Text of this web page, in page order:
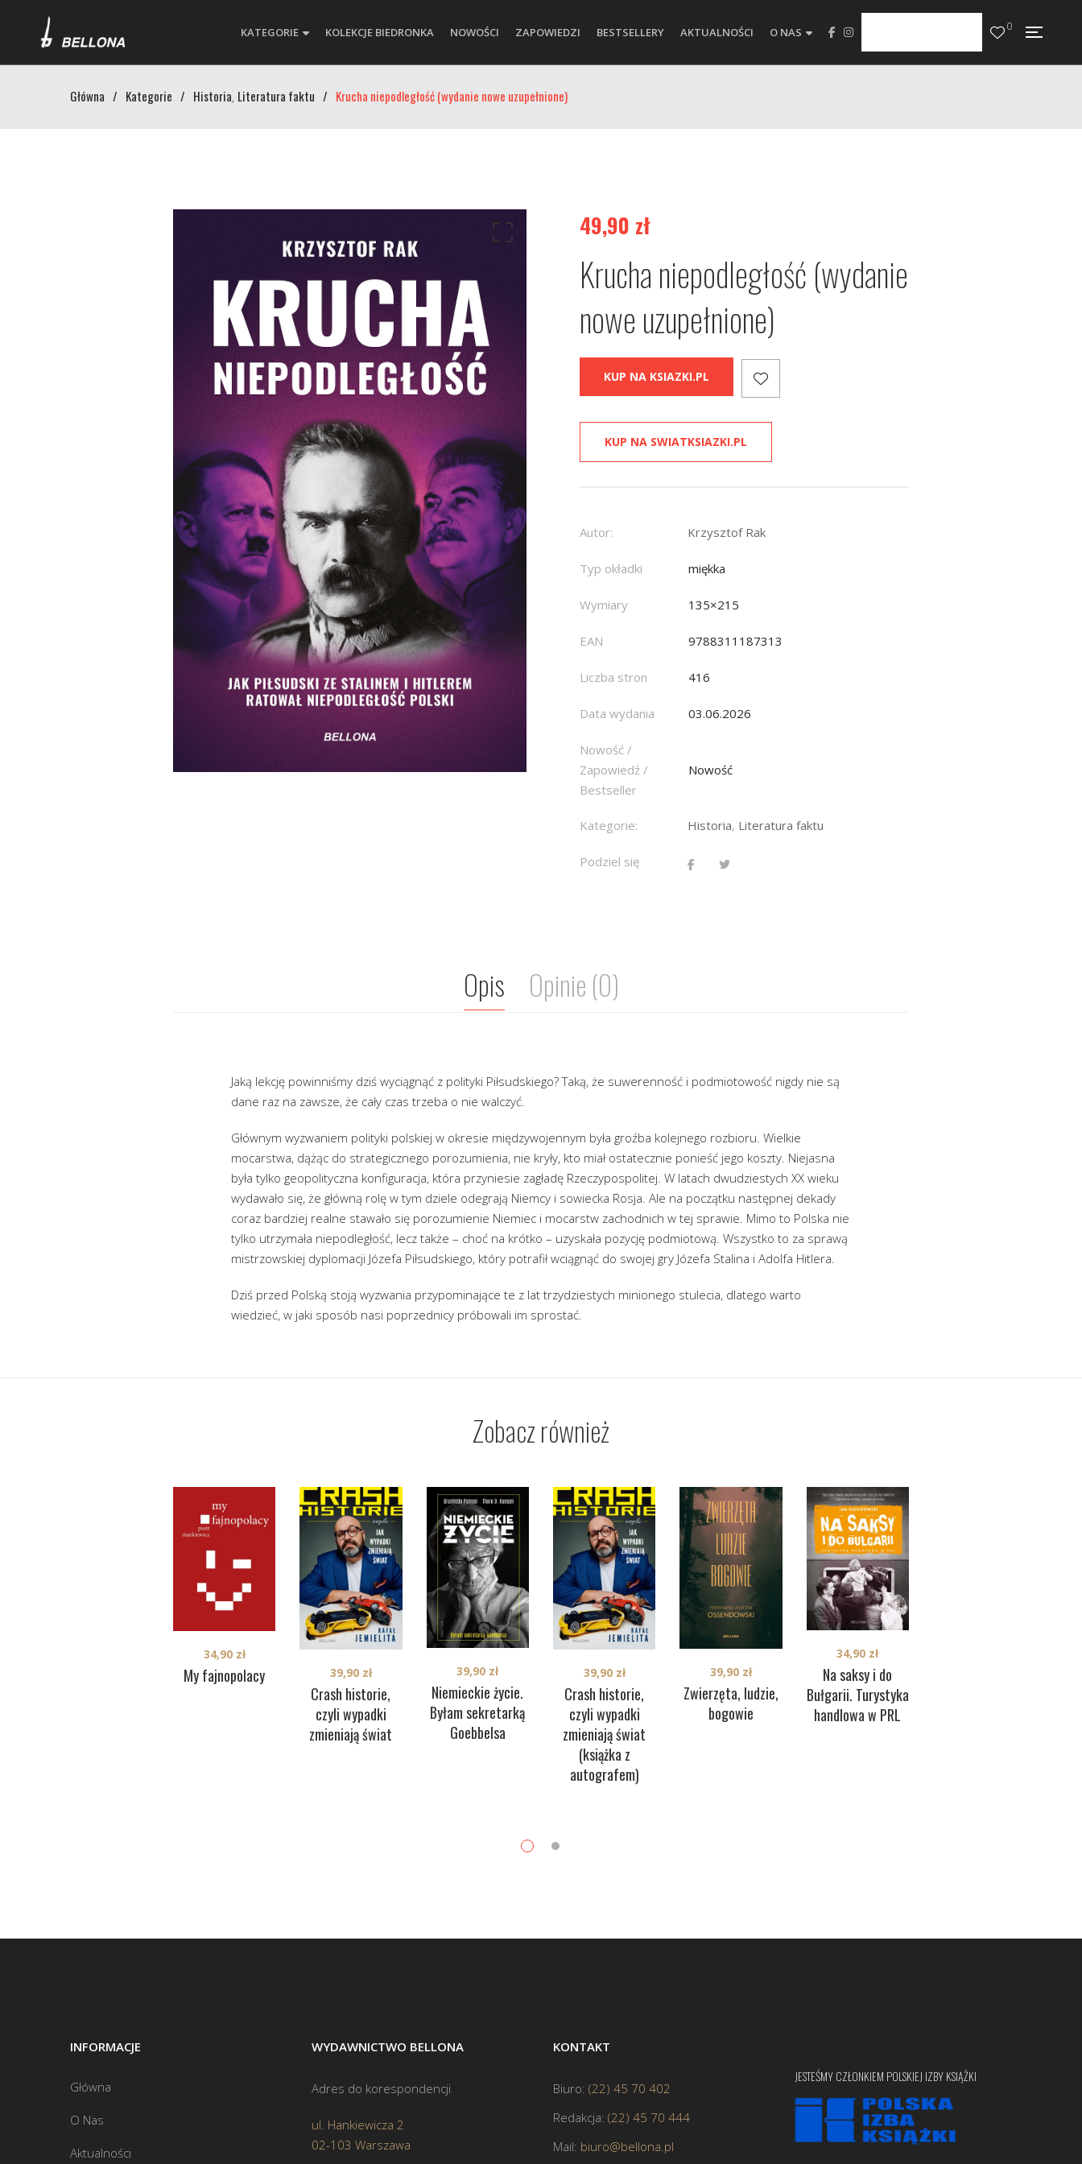
KATEGORIE KOLEKCJE BIEDRONKA NOWOŚCI ZAPOWIEDZI BESTSELLERY AKTUALNOŚCI O NAS 0
Główna / Kategorie / Historia, Literatura faktu / Krucha niepodległość (wydanie nowe uzupełnione)
49,90 zł
Krucha niepodległość (wydanie
nowe uzupełnione)
KUP NA KSIAZKI.PL
KUP NA SWIATKSIAZKI.PL
Autor: Krzysztof Rak
Typ okładki miękka
Wymiary 135×215
EAN 9788311187313
Liczba stron 416
Data wydania 03.06.2026
Nowość /
Zapowiedź /
Bestseller
Nowość
Kategorie: Historia, Literatura faktu
Podziel się
Opis Opinie (0)
Jaką lekcję powinniśmy dziś wyciągnąć z polityki Piłsudskiego? Taką, że suwerenność i podmiotowość nigdy nie są
dane raz na zawsze, że cały czas trzeba o nie walczyć.
Głównym wyzwaniem polityki polskiej w okresie międzywojennym była groźba kolejnego rozbioru. Wielkie
mocarstwa, dążąc do strategicznego porozumienia, nie kryły, kto miał ostatecznie ponieść jego koszty. Niejasna
była tylko geopolityczna konfiguracja, która przyniesie zagładę Rzeczypospolitej. W latach dwudziestych XX wieku
wydawało się, że główną rolę w tym dziele odegrają Niemcy i sowiecka Rosja. Ale na początku następnej dekady
coraz bardziej realne stawało się porozumienie Niemiec i mocarstw zachodnich w tej sprawie. Mimo to Polska nie
tylko utrzymała niepodległość, lecz także – choć na krótko – uzyskała pozycję podmiotową. Wszystko to za sprawą
mistrzowskiej dyplomacji Józefa Piłsudskiego, który potrafił wciągnąć do swojej gry Józefa Stalina i Adolfa Hitlera.
Dziś przed Polską stoją wyzwania przypominające te z lat trzydziestych minionego stulecia, dlatego warto
wiedzieć, w jaki sposób nasi poprzednicy próbowali im sprostać.
Zobacz również
My fajnopolacy
34,90 zł
Crash historie,
czyli wypadki
zmieniają świat
39,90 zł
Niemieckie życie.
Byłam sekretarką
Goebbelsa
39,90 zł
Crash historie,
czyli wypadki
zmieniają świat
(książka z
autografem)
39,90 zł
Zwierzęta, ludzie,
bogowie
39,90 zł
Na saksy i do
Bułgarii. Turystyka
handlowa w PRL
34,90 zł
INFORMACJE
Główna
O Nas
Aktualności
WYDAWNICTWO BELLONA
Adres do korespondencji
ul. Hankiewicza 2
02-103 Warszawa
KONTAKT
Biuro: (22) 45 70 402
Redakcja: (22) 45 70 444
Mail: biuro@bellona.pl
JESTEŚMY CZŁONKIEM POLSKIEJ IZBY KSIĄŻKI